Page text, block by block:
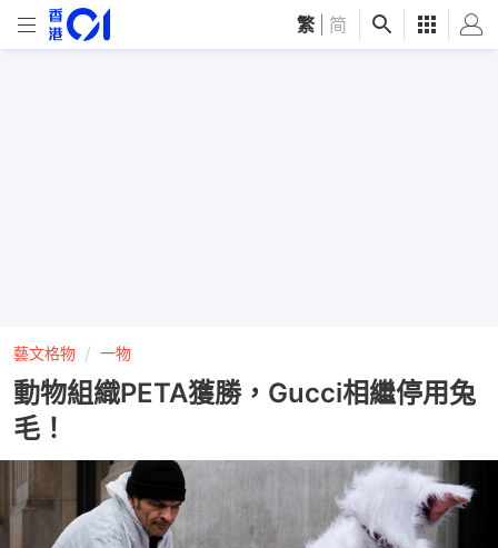
繁 简
藝文格物 一物
動物組織PETA獲勝，Gucci相繼停用兔
毛！